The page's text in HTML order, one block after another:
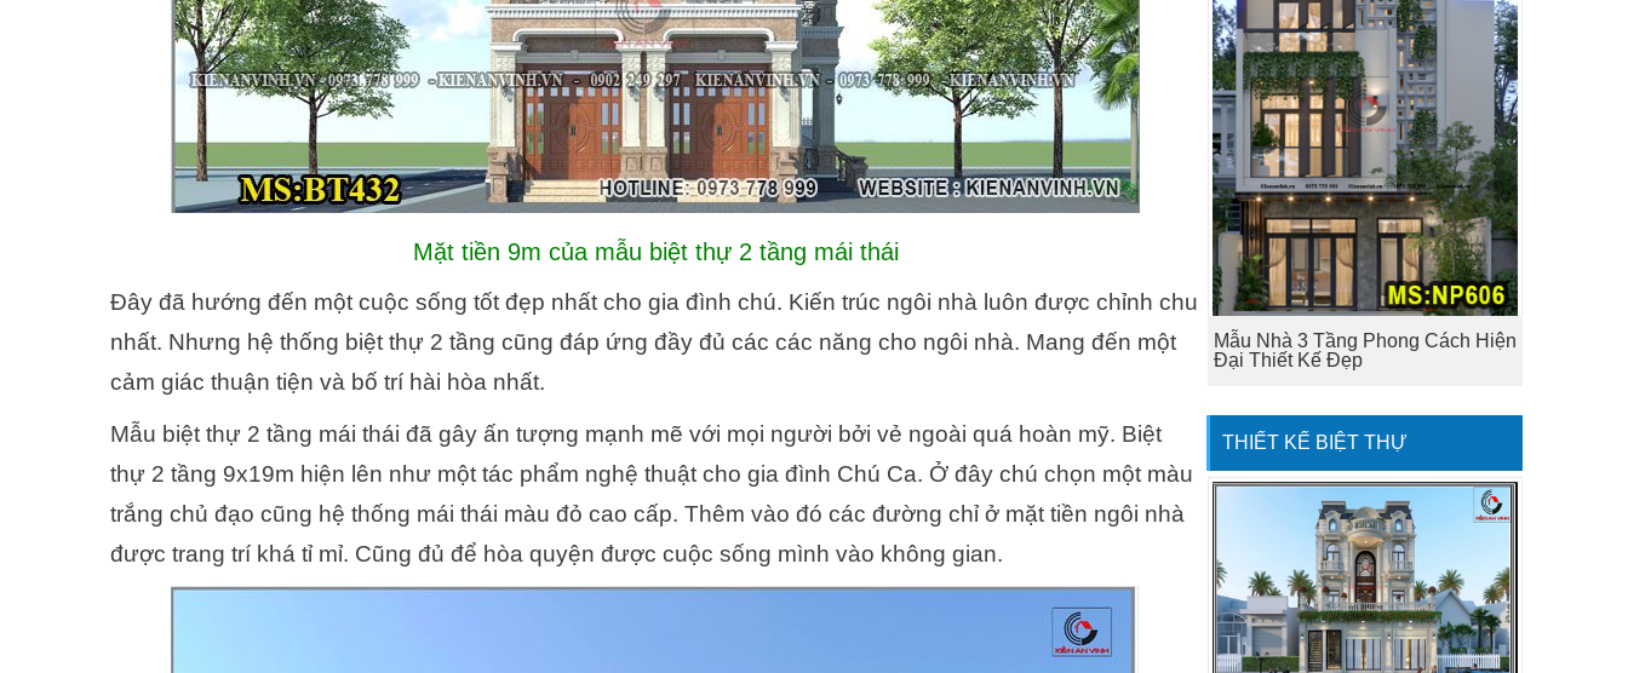
Mặt tiền 9m của mẫu biệt thự 2 tầng mái thái
Đây đã hướng đến một cuộc sống tốt đẹp nhất cho gia đình chú. Kiến trúc ngôi nhà luôn được chỉnh chu
nhất. Nhưng hệ thống biệt thự 2 tầng cũng đáp ứng đầy đủ các các năng cho ngôi nhà. Mang đến một
cảm giác thuận tiện và bố trí hài hòa nhất.
Mẫu biệt thự 2 tầng mái thái đã gây ấn tượng mạnh mẽ với mọi người bởi vẻ ngoài quá hoàn mỹ. Biệt
thự 2 tầng 9x19m hiện lên như một tác phẩm nghệ thuật cho gia đình Chú Ca. Ở đây chú chọn một màu
trắng chủ đạo cũng hệ thống mái thái màu đỏ cao cấp. Thêm vào đó các đường chỉ ở mặt tiền ngôi nhà
được trang trí khá tỉ mỉ. Cũng đủ để hòa quyện được cuộc sống mình vào không gian.
Mẫu Nhà 3 Tầng Phong Cách Hiện
Đại Thiết Kế Đẹp
THIẾT KẾ BIỆT THỰ